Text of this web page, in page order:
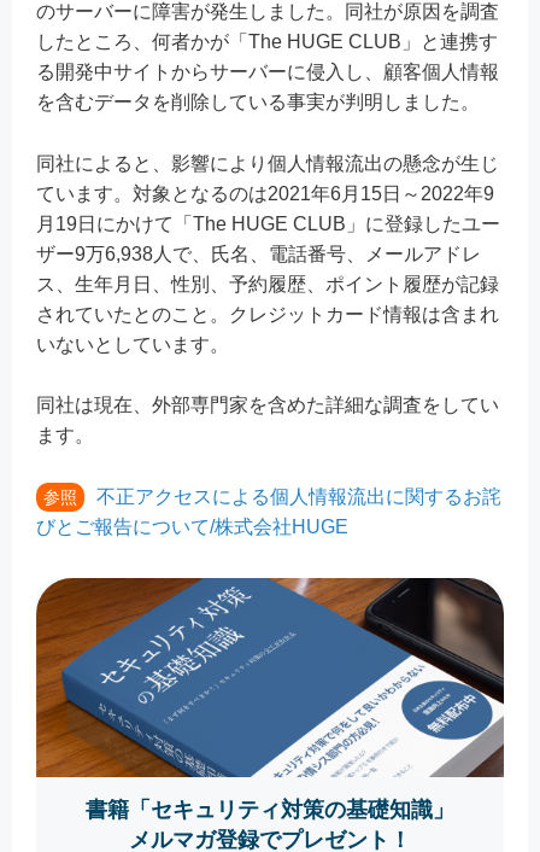
のサーバーに障害が発生しました。同社が原因を調査
したところ、何者かが「The HUGE CLUB」と連携す
る開発中サイトからサーバーに侵入し、顧客個人情報
を含むデータを削除している事実が判明しました。
同社によると、影響により個人情報流出の懸念が生じ
ています。対象となるのは2021年6月15日～2022年9
月19日にかけて「The HUGE CLUB」に登録したユー
ザー9万6,938人で、氏名、電話番号、メールアドレ
ス、生年月日、性別、予約履歴、ポイント履歴が記録
されていたとのこと。クレジットカード情報は含まれ
いないとしています。
同社は現在、外部専門家を含めた詳細な調査をしてい
ます。
参照
不正アクセスによる個人情報流出に関するお詫
びとご報告について/株式会社HUGE
書籍「セキュリティ対策の基礎知識」
メルマガ登録でプレゼント！